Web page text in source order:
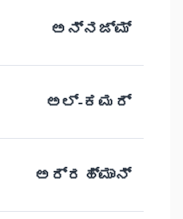
ಅನ್ನಜ್ಮ್
ಅಲ್ -ಕಮರ್
ಅರ್‍ರಹ್ಮಾನ್